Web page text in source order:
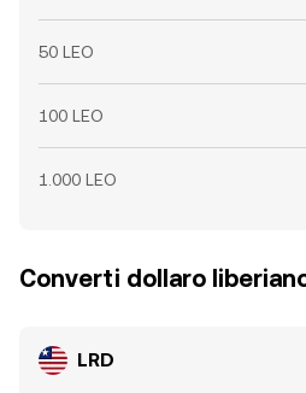
50 LEO
100 LEO
1.000 LEO
Converti dollaro liberiano
LRD